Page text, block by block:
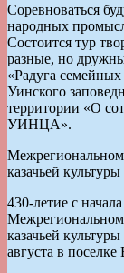
Соревноваться
народных
Состоится тур
разные, но
«Радуга
Уинского
территории «О
УИНЦА».
Межрегиональном
казачьей
430-летие с
Межрегиональном
казачьей
августа в